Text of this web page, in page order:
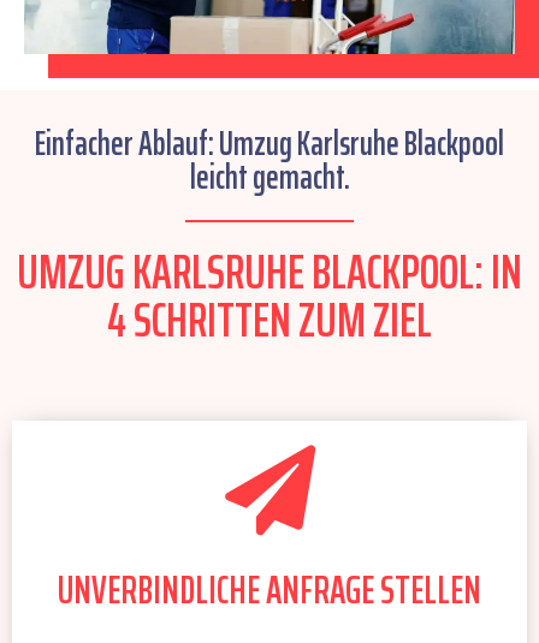
Einfacher Ablauf: Umzug Karlsruhe Blackpool
leicht gemacht.
UMZUG KARLSRUHE BLACKPOOL: IN
4 SCHRITTEN ZUM ZIEL
UNVERBINDLICHE ANFRAGE STELLEN